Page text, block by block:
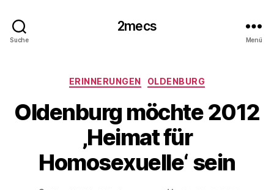
Suche
2mecs
Menü
Kategorien
ERINNERUNGEN OLDENBURG
Oldenburg möchte 2012
‚Heimat für
Homosexuelle‘ sein